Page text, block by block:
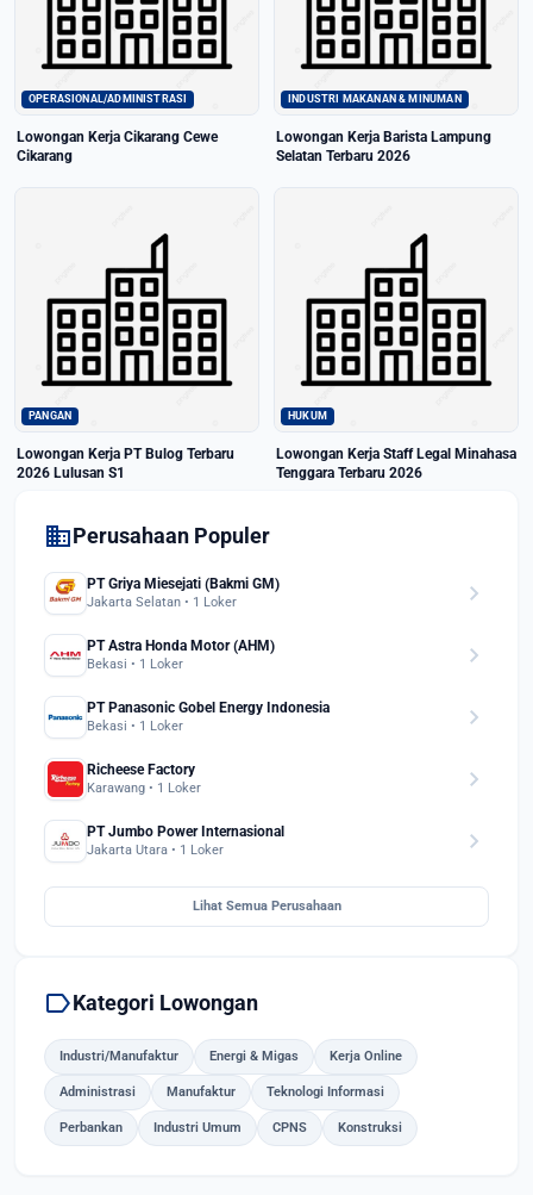
OPERASIONAL/ADMINISTRASI
Lowongan Kerja Cikarang Cewe
Cikarang
INDUSTRI MAKANAN & MINUMAN
Lowongan Kerja Barista Lampung
Selatan Terbaru 2026
PANGAN
Lowongan Kerja PT Bulog Terbaru
2026 Lulusan S1
HUKUM
Lowongan Kerja Staff Legal Minahasa
Tenggara Terbaru 2026
domainPerusahaan Populer
PT Griya Miesejati (Bakmi GM)
Jakarta Selatan • 1 Loker chevron_right
PT Astra Honda Motor (AHM)
Bekasi • 1 Loker chevron_right
PT Panasonic Gobel Energy Indonesia
Bekasi • 1 Loker chevron_right
Richeese Factory
Karawang • 1 Loker chevron_right
PT Jumbo Power Internasional
Jakarta Utara • 1 Loker chevron_right
Lihat Semua Perusahaan
labelKategori Lowongan
Industri/Manufaktur Energi & Migas Kerja Online
Administrasi Manufaktur Teknologi Informasi
Perbankan Industri Umum CPNS Konstruksi